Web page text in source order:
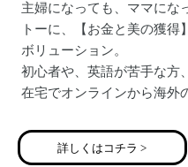
主婦になっても、ママにな
トーに、【お金と美の獲得
ボリューション。
初心者や、英語が苦手な方
在宅でオンラインから海外
一つの商品で豊かになれる
これまでに２０００名を超
詳しくはコチラ >